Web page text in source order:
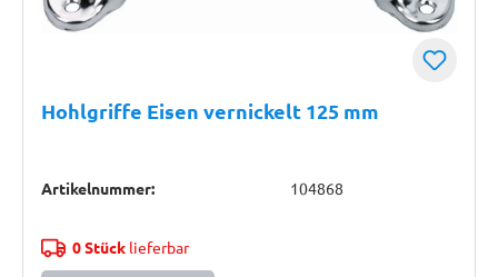
Hohlgriffe Eisen vernickelt 125 mm
Artikelnummer: 104868
0 Stücklieferbar